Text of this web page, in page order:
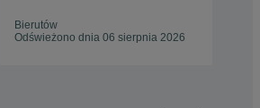
Bierutów
Odświeżono dnia 06 sierpnia 2026